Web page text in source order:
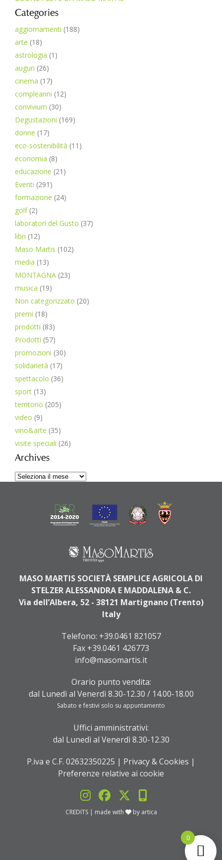
Categories
aggiornamenti (188)
arte (18)
astrologia (1)
auguri (26)
cinema (17)
compleanni (12)
convivium (30)
Degustazioni (169)
donne (17)
eco-sostenibilità (11)
economia (8)
educazione (21)
Eventi (291)
formazione (24)
golf(2)
laboratori del Gusto (37)
libri (12)
Maso Martis (102)
media (13)
MONTAGNA (23)
musica (19)
Non categorizzato (20)
premi (18)
prodotti (83)
Prodotti (57)
promozioni (30)
solidarietà (17)
spettacolo (36)
sport (13)
territorio (205)
video (9)
vino&arte (35)
visite speciali (26)
Archives
Archives
MASO MARTIS SOCIETÀ SEMPLICE AGRICOLA DI
STELZER ALESSANDRA E MADDALENA & C.
Via dell’Albera, 52 - 38121 Martignano (Trento)
Italy
Telefono: +39.0461 821057
Fax +39.0461 426773
info@masomartis.it
Orario punto vendita:
dal Lunedì al Venerdì 8.30-12.30 / 14.00-18.00
Sabato e festivi solo su appuntamento
Uffici amministrativi:
dal Lunedì al Venerdì 8.30-12.30
P.iva e C.F. 02632350225 | Privacy & Cookies |
Preferenze relative ai cookie
CREDITS | made with by artica
0